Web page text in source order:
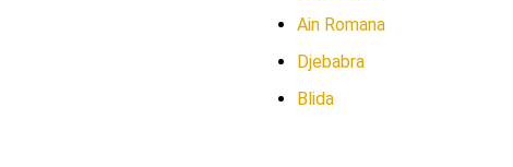
Ain Romana
Djebabra
Blida